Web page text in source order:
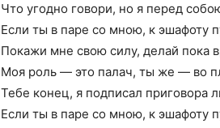
Что угодно говори, но я перед
Если ты в паре со мною, к эшафоту
Покажи мне свою силу, делай пока
Моя роль — это палач, ты же — во
Тебе конец, я подписал приговора
Если ты в паре со мною, к эшафоту